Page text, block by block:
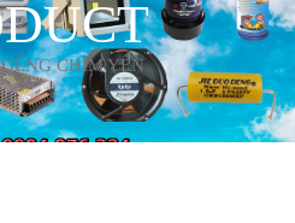
CHIM YẾN